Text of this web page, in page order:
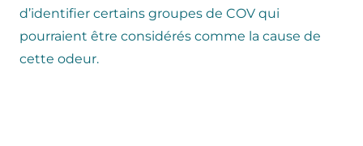
d’identifier certains groupes de COV qui
pourraient être considérés comme la cause de
cette odeur.